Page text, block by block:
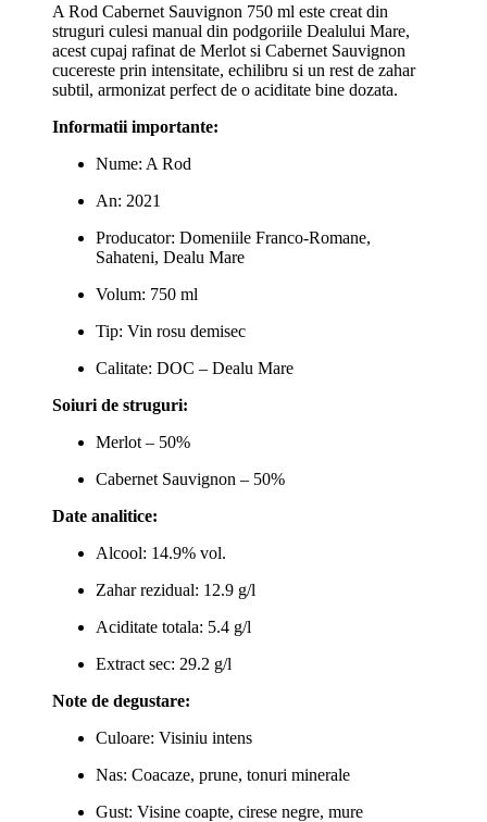
A Rod Cabernet Sauvignon 750 ml este creat din
struguri culesi manual din podgoriile Dealului Mare,
acest cupaj rafinat de Merlot si Cabernet Sauvignon
cucereste prin intensitate, echilibru si un rest de zahar
subtil, armonizat perfect de o aciditate bine dozata.
Informatii importante:
Nume: A Rod
An: 2021
Producator: Domeniile Franco-Romane,
Sahateni, Dealu Mare
Volum: 750 ml
Tip: Vin rosu demisec
Calitate: DOC – Dealu Mare
Soiuri de struguri:
Merlot – 50%
Cabernet Sauvignon – 50%
Date analitice:
Alcool: 14.9% vol.
Zahar rezidual: 12.9 g/l
Aciditate totala: 5.4 g/l
Extract sec: 29.2 g/l
Note de degustare:
Culoare: Visiniu intens
Nas: Coacaze, prune, tonuri minerale
Gust: Visine coapte, cirese negre, mure